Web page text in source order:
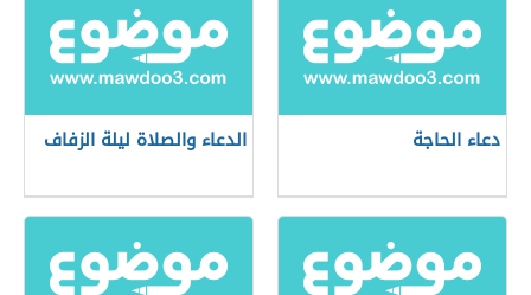
دعاء الحاجة الدعاء والصلاة ليلة الزفاف